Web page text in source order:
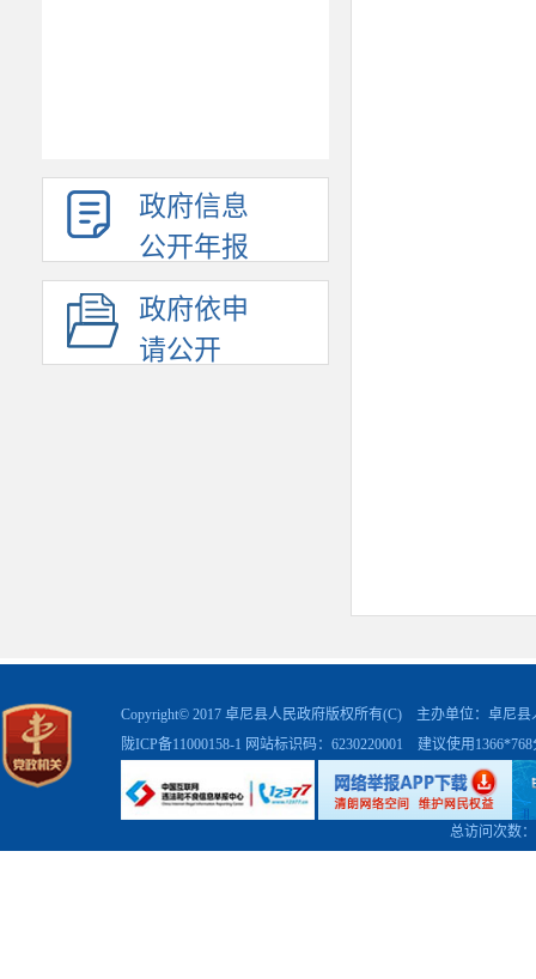
政府信息
公开年报
政府依申
请公开
Copyright© 2017 卓尼县人民政府版权所有(C) 主办单位：卓尼
陇ICP备11000158-1 网站标识码：6230220001 建议使用
总访问次数：